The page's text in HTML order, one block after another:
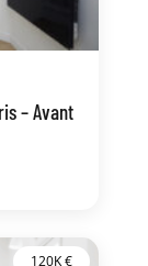
– Avant
120K €